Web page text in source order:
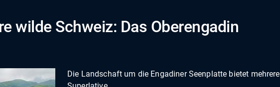
wilde Schweiz: Das Oberengadin
Die Landschaft um die Engadiner Seenplatte bietet mehrere